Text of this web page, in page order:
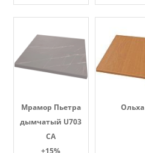
Мрамор Пьетра
дымчатый U703
CA
+15%
Ольха